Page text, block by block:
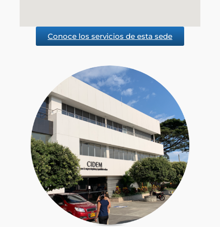
Conoce los servicios de esta sede